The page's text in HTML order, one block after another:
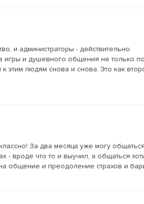
и администраторы - действительно
и душевного общения не только
этим людям снова и снова. Это как
За два месяца уже могу
- вроде что то и выучил, а общаться
общение и преодоление страхов и